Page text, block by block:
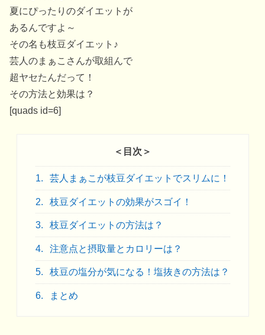
夏にぴったりのダイエットが
あるんですよ～
その名も枝豆ダイエット♪
芸人のまぁこさんが取組んで
超ヤセたんだって！
その方法と効果は？
[quads id=6]
＜目次＞
1. 芸人まぁこが枝豆ダイエットでスリムに！
2. 枝豆ダイエットの効果がスゴイ！
3. 枝豆ダイエットの方法は？
4. 注意点と摂取量とカロリーは？
5. 枝豆の塩分が気になる！塩抜きの方法は？
6. まとめ